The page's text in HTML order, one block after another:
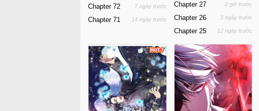
Chapter 72 7 ngày trước
Chapter 71 14 ngày trước
Chapter 27 2 giờ trước
Chapter 26 3 ngày trước
Chapter 25 12 ngày trước